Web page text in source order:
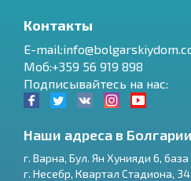
Контакты
E-
Моб:+359 56 919 898
Подписывайтесь на нас:
Наши адреса в Болгарии
г. Варна, Бул. Ян Хунияди 6,
г. Несебр, Квартал Стадиона, 34,